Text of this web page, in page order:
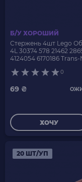
Б/У ХОРОШИЙ
Стержень 4шт Lego
4L 30374 578 21462
4124054 6170186
0
69 ₴
ХОЧУ
20 ШТ/УП